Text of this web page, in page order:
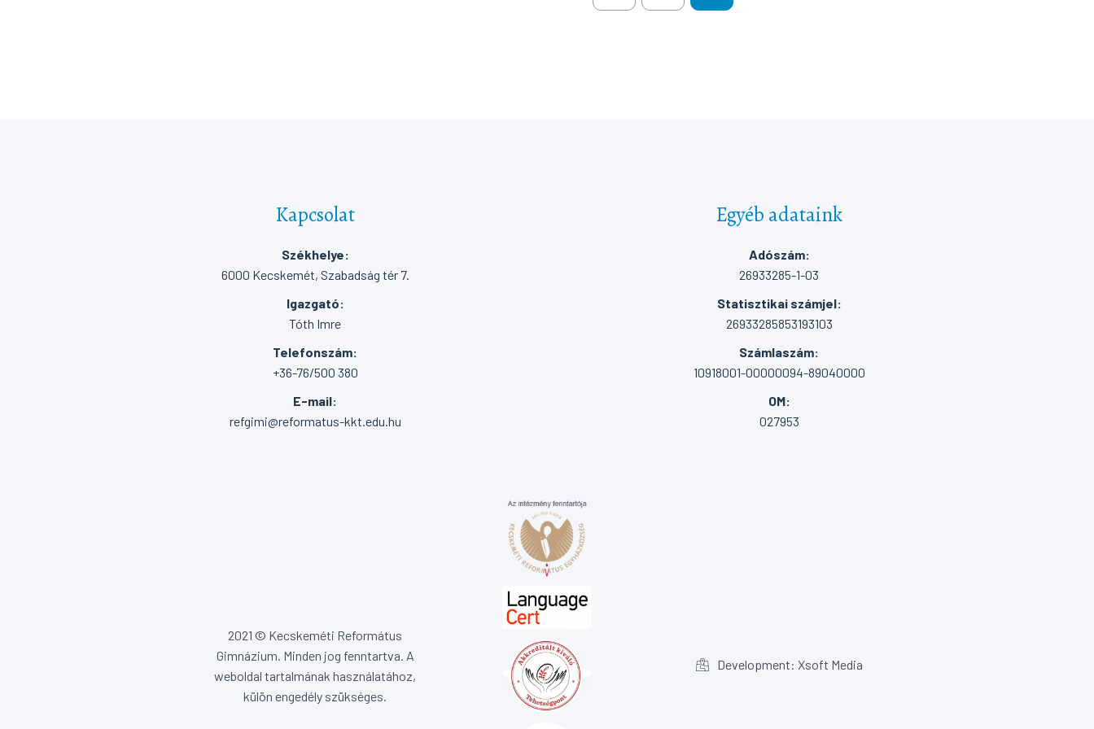
Kapcsolat
Székhelye:
6000 Kecskemét, Szabadság tér 7.
Igazgató:
Tóth Imre
Telefonszám:
+36-76/500 380
E-mail:
refgimi@reformatus-kkt.edu.hu
Egyéb adataink
Adószám:
26933285-1-03
Statisztikai számjel:
26933285853193103
Számlaszám:
10918001-00000094-89040000
OM:
027953
Development: Xsoft Media
2021 © Kecskeméti Református
Gimnázium. Minden jog fenntartva. A
weboldal tartalmának használatához,
külön engedély szükséges.